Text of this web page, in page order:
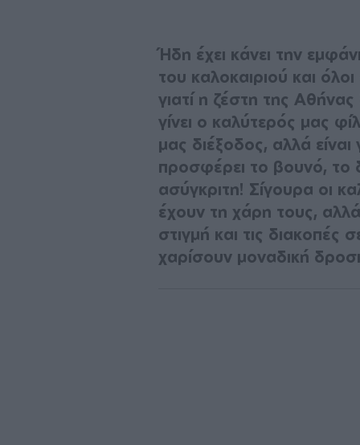
Ήδη έχει κάνει την
του καλοκαιριού και
γιατί η ζέστη της Αθήνας
γίνει ο καλύτερός μας
μας διέξοδος, αλλά
προσφέρει το βουνό, το
ασύγκριτη! Σίγουρα οι
έχουν τη χάρη τους,
στιγμή και τις διακοπές
χαρίσουν μοναδική